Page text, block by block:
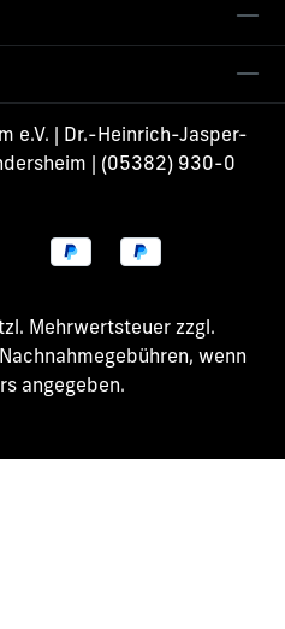
e.V. | Dr.-Heinrich-Jasper-
| (05382) 930-0
Mehrwertsteuer zzgl.
wenn
angegeben.